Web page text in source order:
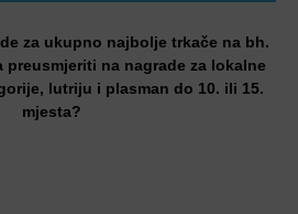
za ukupno najbolje trkače na bh.
preusmjeriti na nagrade za lokalne
lutriju i plasman do 10. ili 15.
mjesta?